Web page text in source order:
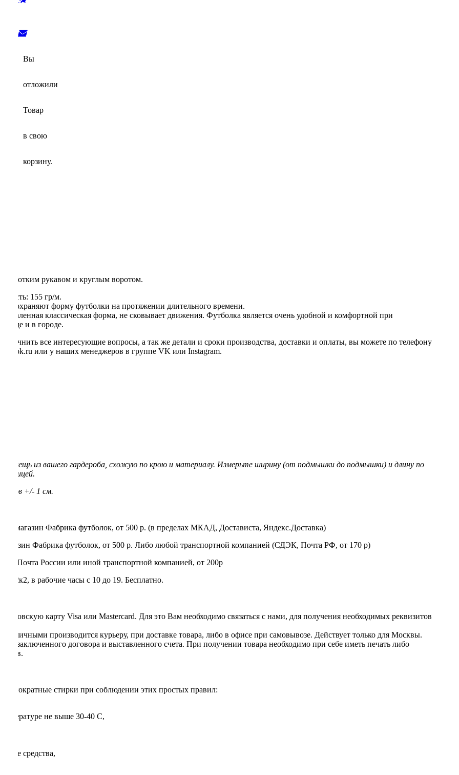
Вы
отложили
Товар
в свою
корзину.
коротким рукавом и круглым воротом.
155 гр/м.
сохраняют форму футболки на протяжении длительного времени.
классическая форма, не сковывает движения. Футболка является очень удобной и комфортной при
и в городе.
Уточнить все интересующие вопросы, а так же детали и сроки производства, доставки и оплаты, вы можете по телефону
или у наших менеджеров в группе VK или Instagram.
вещь из вашего гардероба, схожую по крою и материалу. Измерьте ширину (от подмышки до подмышки) и длину по
+/- 1 см.
магазин Фабрика футболок, от 500 р. (в пределах МКАД, Достависта, Яндекс.Доставка)
Фабрика футболок, от 500 р. Либо любой транспортной компанией (СДЭК, Почта РФ, от 170 р)
Почта России или иной транспортной компанией, от 200р
в рабочие часы с 10 до 19. Бесплатно.
карту Visa или Mastercard. Для это Вам необходимо связаться с нами, для получения необходимых реквизитов
наличными производится курьеру, при доставке товара, либо в офисе при самовывозе. Действует только для Москвы.
заключенного договора и выставленного счета. При получении товара необходимо при себе иметь печать либо
стирки при соблюдении этих простых правил:
не выше 30-40 С,
средства,